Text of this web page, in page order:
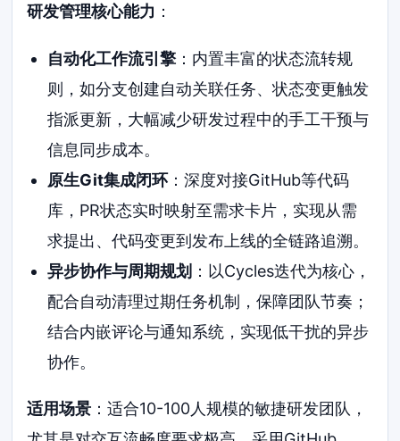
研发管理核心能力 ：
自动化工作流引擎：内置丰富的状态流转规
则，如分支创建自动关联任务、状态变更触发
指派更新，大幅减少研发过程中的手工干预与
信息同步成本。
原生Git集成闭环：深度对接GitHub等代码
库，PR状态实时映射至需求卡片，实现从需
求提出、代码变更到发布上线的全链路追溯。
异步协作与周期规划 ：以Cycles迭代为核心，
配合自动清理过期任务机制，保障团队节奏；
结合内嵌评论与通知系统，实现低干扰的异步
协作。
适用场景 ：适合10-100人规模的敏捷研发团队，